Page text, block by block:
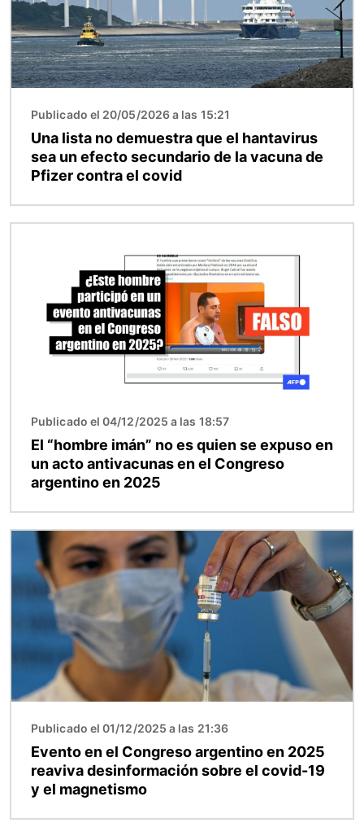
Publicado el 20/05/2026 a las 15:21
Una lista no demuestra que el hantavirus
sea un efecto secundario de la vacuna de
Pfizer contra el covid
Publicado el 04/12/2025 a las 18:57
El “hombre imán” no es quien se expuso en
un acto antivacunas en el Congreso
argentino en 2025
Imagen
Publicado el 01/12/2025 a las 21:36
Evento en el Congreso argentino en 2025
reaviva desinformación sobre el covid-19
y el magnetismo